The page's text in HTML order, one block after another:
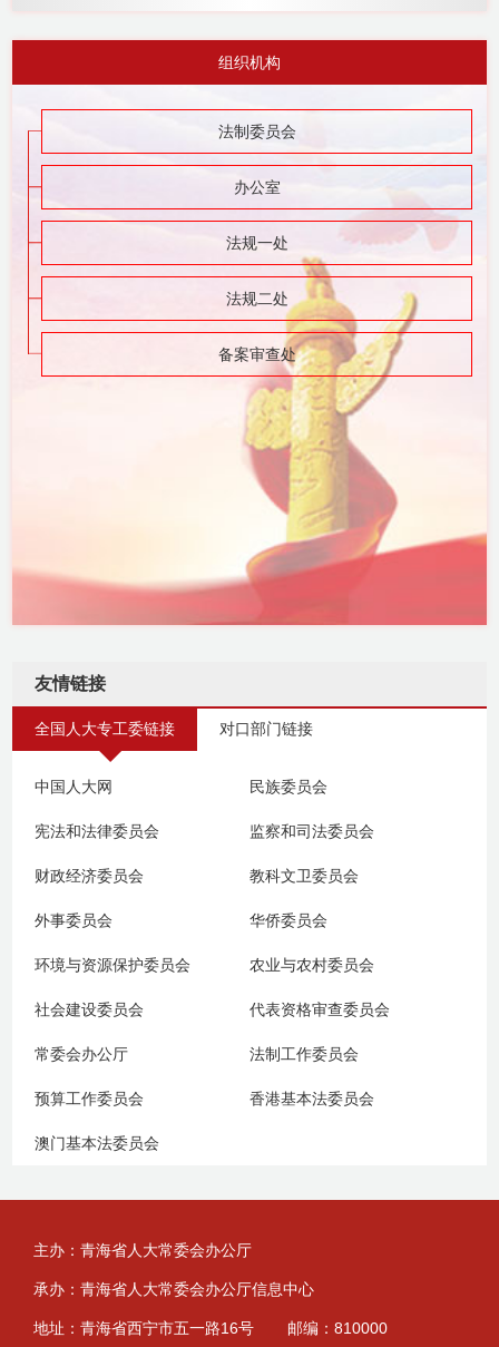
组织机构
法制委员会
办公室
法规一处
法规二处
备案审查处
友情链接
全国人大专工委链接 对口部门链接
中国人大网 民族委员会
宪法和法律委员会 监察和司法委员会
财政经济委员会 教科文卫委员会
外事委员会 华侨委员会
环境与资源保护委员会 农业与农村委员会
社会建设委员会 代表资格审查委员会
常委会办公厅 法制工作委员会
预算工作委员会 香港基本法委员会
澳门基本法委员会
主办：青海省人大常委会办公厅
承办：青海省人大常委会办公厅信息中心
地址：青海省西宁市五一路16号 邮编：810000